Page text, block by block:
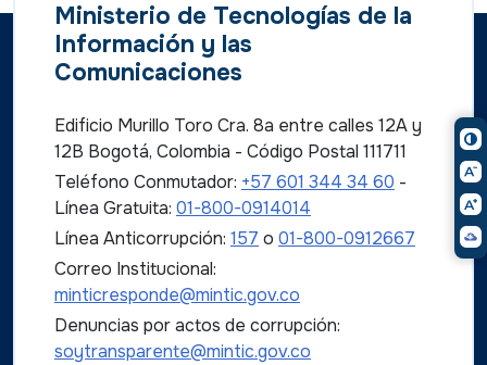
Ministerio de Tecnologías de la
Información y las
Comunicaciones
Edificio Murillo Toro Cra. 8a entre calles 12A y
12B Bogotá, Colombia - Código Postal 111711
Teléfono Conmutador: +57 601 344 34 60 -
Línea Gratuita: 01-800-0914014
Línea Anticorrupción: 157 o 01-800-0912667
Correo Institucional:
minticresponde@mintic.gov.co
Denuncias por actos de corrupción:
soytransparente@mintic.gov.co